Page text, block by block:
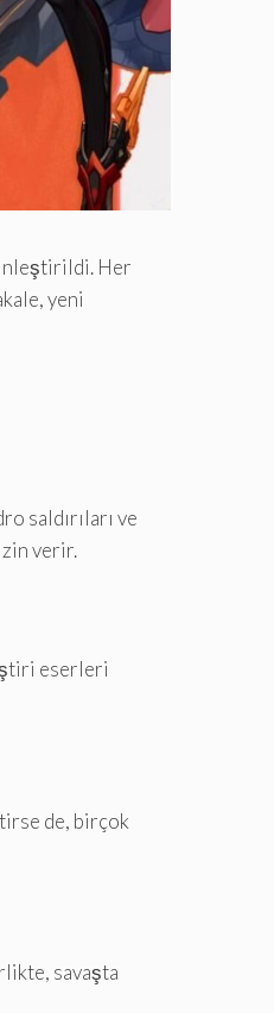
Her
yeni
saldırıları ve
verir.
eserleri
de, birçok
savaşta